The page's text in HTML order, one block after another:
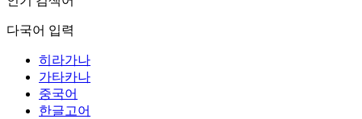
다국어 입력
히라가나
가타카나
중국어
한글고어